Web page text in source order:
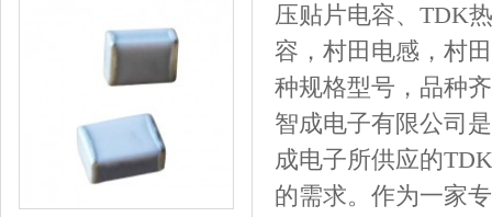
压贴片电容、TDK
容，村田电感，村
种规格型号，品种
智成电子有限公司
成电子所供应的
的需求。作为一家